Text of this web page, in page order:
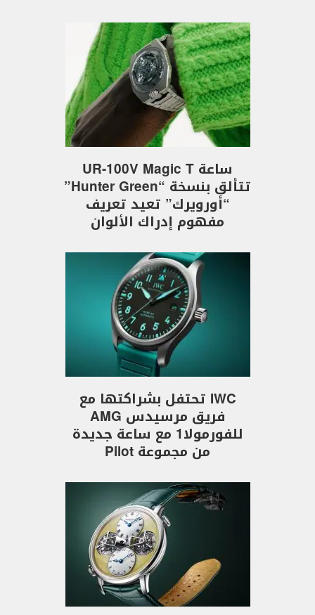
ساعة UR-100V Magic T
تتألق بنسخة “Hunter Green”
“أورويرك” تعيد تعريف
مفهوم إدراك الألوان
IWC تحتفل بشراكتها مع
فريق مرسيدس AMG
للفورمولا1 مع ساعة جديدة
من مجموعة Pilot